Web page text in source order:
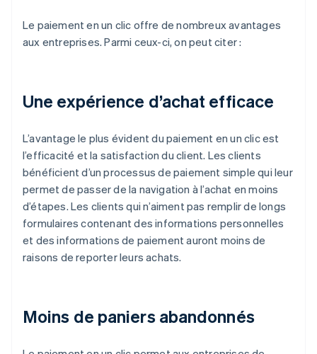
Le paiement en un clic offre de nombreux avantages
aux entreprises. Parmi ceux-ci, on peut citer :
Une expérience d’achat efficace
L’avantage le plus évident du paiement en un clic est
l’efficacité et la satisfaction du client. Les clients
bénéficient d’un processus de paiement simple qui leur
permet de passer de la navigation à l’achat en moins
d’étapes. Les clients qui n’aiment pas remplir de longs
formulaires contenant des informations personnelles
et des informations de paiement auront moins de
raisons de reporter leurs achats.
Moins de paniers abandonnés